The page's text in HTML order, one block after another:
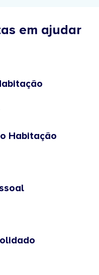
em ajudar
Habitação